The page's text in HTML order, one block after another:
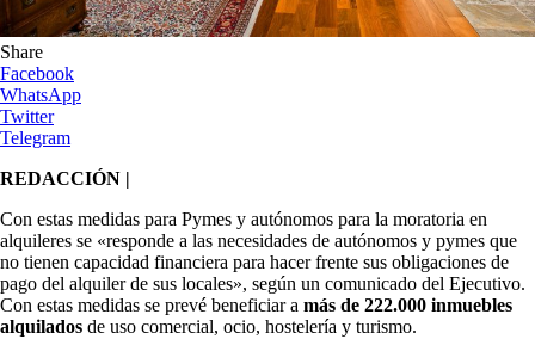
Share
Facebook
WhatsApp
Twitter
Telegram
REDACCIÓN |
Con estas medidas para Pymes y autónomos para la moratoria en
alquileres se «responde a las necesidades de autónomos y pymes que
no tienen capacidad financiera para hacer frente sus obligaciones de
pago del alquiler de sus locales», según un comunicado del Ejecutivo.
Con estas medidas se prevé beneficiar a más de 222.000 inmuebles
alquilados de uso comercial, ocio, hostelería y turismo.